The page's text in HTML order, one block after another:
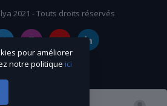
2021 - Touts droits réservés
pour améliorer
notre politique ici